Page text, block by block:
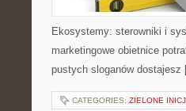
Ekosystemy: sterowniki i
marketingowe obietnice
pustych sloganów
CATEGORIES: ZIELONE